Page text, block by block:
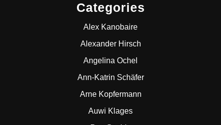
Categories
Alex Kanobaire
Alexander Hirsch
Angelina Ochel
Ann-Katrin Schäfer
Arne Kopfermann
Auwi Klages